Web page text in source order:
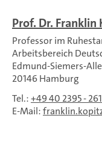
Prof. Dr. Franklin
Professor im
Arbeitsbereich
Edmund-Siemers-
20146 Hamburg
Tel.:+49 40 2395 -
E-Mail: